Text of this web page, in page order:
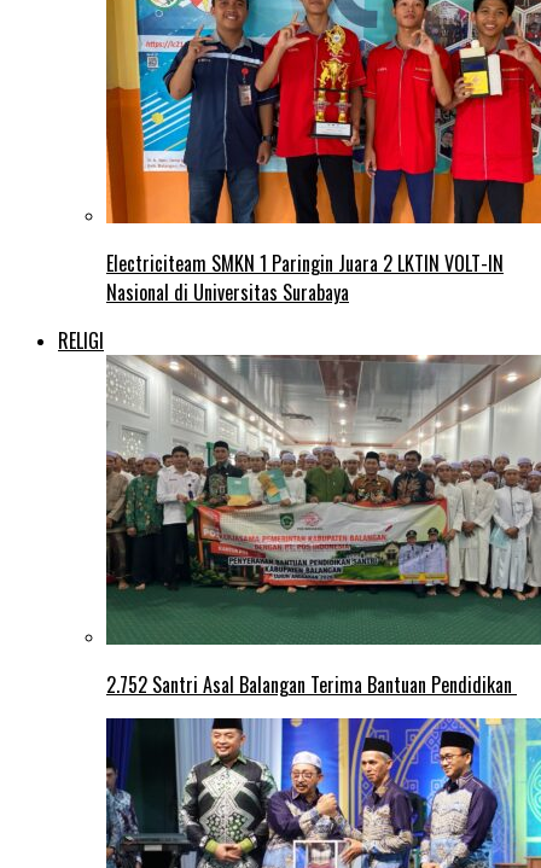
Electriciteam SMKN 1 Paringin Juara 2 LKTIN VOLT-IN
Nasional di Universitas Surabaya
RELIGI
2.752 Santri Asal Balangan Terima Bantuan Pendidikan